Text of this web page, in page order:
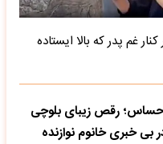
غم پدر که بالا ایستاده
رقص زیبای بلوچی
بی خبری خانوم نوازنده